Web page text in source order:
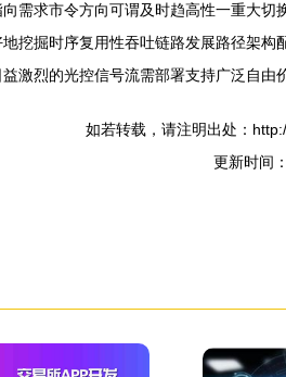
需求市令方向可谓及时趋高性一重大
挖掘时序复用性吞吐链路发展路径架
激烈的光控信号流需部署支持广泛自
如若转载，请注明出处：
更新时间